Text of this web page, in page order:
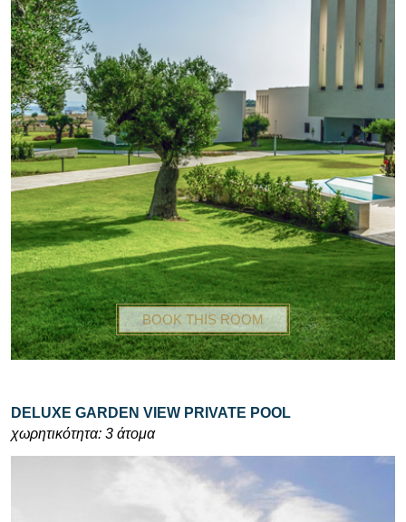
BOOK THIS ROOM
DELUXE GARDEN VIEW PRIVATE POOL
χωρητικότητα: 3 άτομα